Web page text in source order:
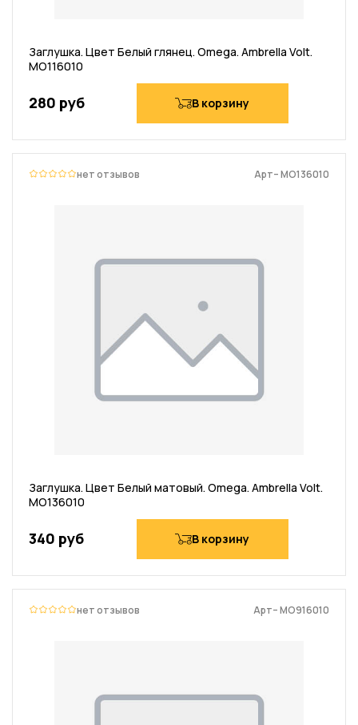
Заглушка. Цвет Белый глянец. Omega. Ambrella Volt.
MO116010
280 руб В корзину
нет отзывов Арт– MO136010
Заглушка. Цвет Белый матовый. Omega. Ambrella Volt.
MO136010
340 руб В корзину
нет отзывов Арт– MO916010